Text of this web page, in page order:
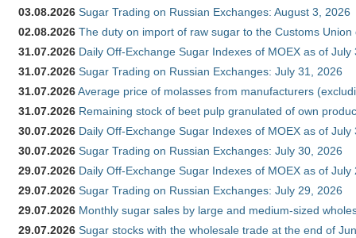
03.08.2026 Sugar Trading on Russian Exchanges: August 3, 2026
02.08.2026 The duty on import of raw sugar to the Customs
31.07.2026 Daily Off-Exchange Sugar Indexes of MOEX as of July
31.07.2026 Sugar Trading on Russian Exchanges: July 31, 2026
31.07.2026Average price of molasses from manufacturers
31.07.2026 Remaining stock of beet pulp granulated of own
30.07.2026 Daily Off-Exchange Sugar Indexes of MOEX as of July
30.07.2026 Sugar Trading on Russian Exchanges: July 30, 2026
29.07.2026 Daily Off-Exchange Sugar Indexes of MOEX as of July
29.07.2026 Sugar Trading on Russian Exchanges: July 29, 2026
29.07.2026 Monthly sugar sales by large and medium-sized
29.07.2026 Sugar stocks with the wholesale trade at the end of